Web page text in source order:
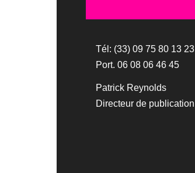
Tél: (33) 09 75 80 13 23
Port. 06 08 06 46 45
Patrick Reynolds
Directeur de publication